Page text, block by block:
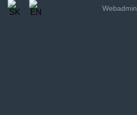
Webadmin